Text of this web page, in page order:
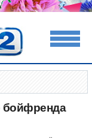
бойфренда